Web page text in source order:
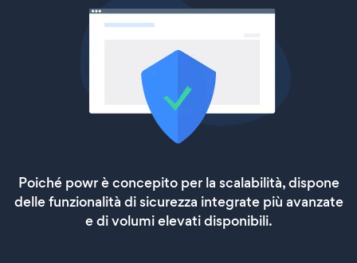
Poiché powr è concepito per la scalabilità, dispone
delle funzionalità di sicurezza integrate più avanzate
e di volumi elevati disponibili.